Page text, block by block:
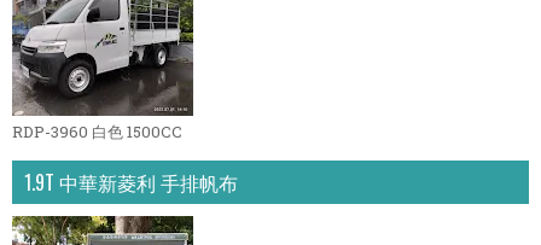
RDP-3960 白色 1500CC
1.9T 中華新菱利 手排帆布